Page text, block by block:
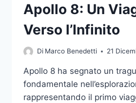
Apollo 8: Un
Verso l’Infinito
Di Marco Benedetti 21
Apollo 8 ha segnato un
fondamentale
rappresentando il primo